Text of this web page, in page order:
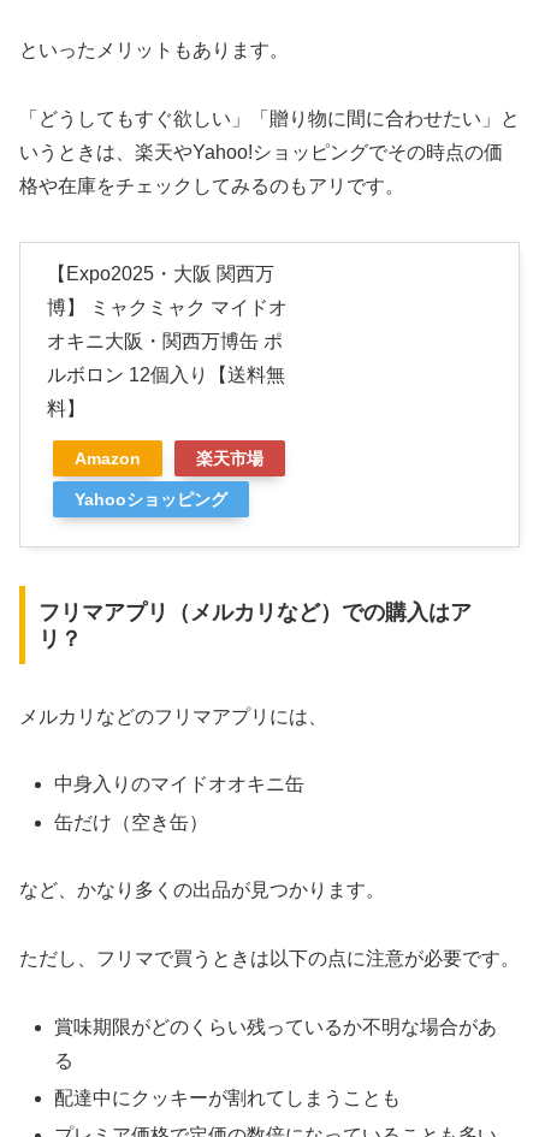
といったメリットもあります。
「どうしてもすぐ欲しい」「贈り物に間に合わせたい」と
いうときは、楽天やYahoo!ショッピングでその時点の価
格や在庫をチェックしてみるのもアリです。
【Expo2025・大阪 関西万
博】 ミャクミャク マイドオ
オキニ大阪・関西万博缶 ポ
ルボロン 12個入り【送料無
料】
Amazon 楽天市場
Yahooショッピング
フリマアプリ（メルカリなど）での購入はア
リ？
メルカリなどのフリマアプリには、
中身入りのマイドオオキニ缶
缶だけ（空き缶）
など、かなり多くの出品が見つかります。
ただし、フリマで買うときは以下の点に注意が必要です。
賞味期限がどのくらい残っているか不明な場合があ
る
配達中にクッキーが割れてしまうことも